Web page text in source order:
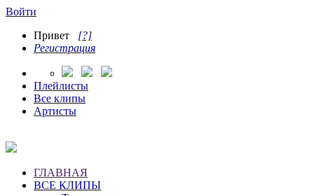
Войти
Привет [?]
Регистрация
Плейлисты
Все клипы
Артисты
ГЛАВНАЯ
ВСЕ КЛИПЫ